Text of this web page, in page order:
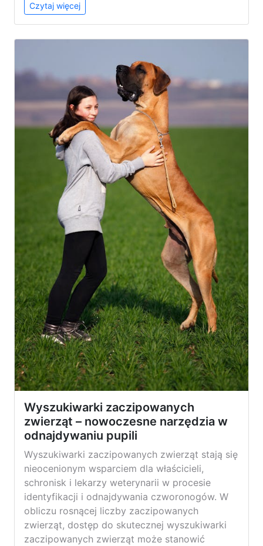
Czytaj więcej
Wyszukiwarki zaczipowanych
zwierząt – nowoczesne narzędzia w
odnajdywaniu pupili
Wyszukiwarki zaczipowanych zwierząt stają się
nieocenionym wsparciem dla właścicieli,
schronisk i lekarzy weterynarii w procesie
identyfikacji i odnajdywania czworonogów. W
obliczu rosnącej liczby zaczipowanych
zwierząt, dostęp do skutecznej wyszukiwarki
zaczipowanych zwierząt może stanowić